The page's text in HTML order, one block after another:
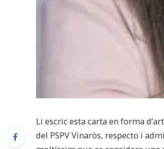
Li escric esta carta en forma
del PSPV Vinaròs, respecto i